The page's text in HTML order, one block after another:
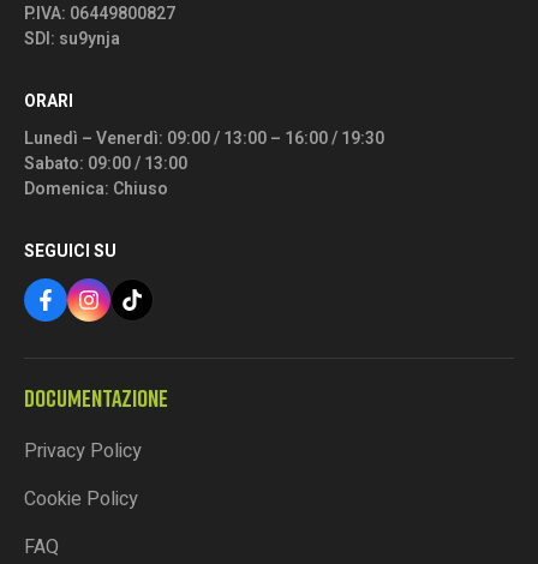
P.IVA: 06449800827
SDI: su9ynja
ORARI
Lunedì – Venerdì: 09:00 / 13:00 – 16:00 / 19:30
Sabato: 09:00 / 13:00
Domenica: Chiuso
SEGUICI SU
DOCUMENTAZIONE
Privacy Policy
Cookie Policy
FAQ